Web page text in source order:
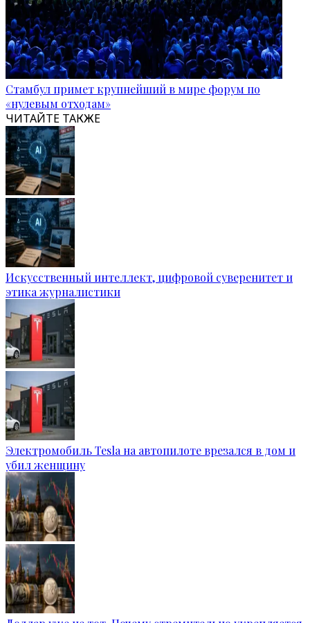
Стамбул примет крупнейший в мире форум по
«нулевым отходам»
ЧИТАЙТЕ ТАКЖЕ
Искусственный интеллект, цифровой суверенитет и
этика журналистики
Электромобиль Tesla на автопилоте врезался в дом и
убил женщину